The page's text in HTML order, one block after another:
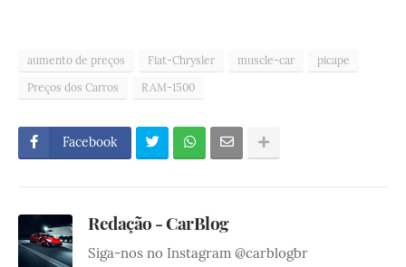
aumento de preços Fiat-Chrysler muscle-car
picape
Preços dos Carros
RAM-1500
Facebook
Redação - CarBlog
Siga-nos no Instagram @carblogbr